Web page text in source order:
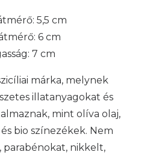
5,5 cm
6 cm
7 cm
márka, melynek
illatanyagokat és
mint olíva olaj,
bio színezékek. Nem
parabénokat, nikkelt,